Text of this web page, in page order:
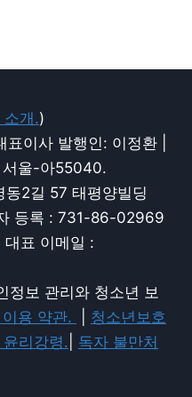
소개.)
이사 발행인: 이정환 |
서울-아55040.
2길 57 태평양빌딩
등록 : 731-86-02969
표 이메일 :
정보 관리와 청소년 보
용 약관.
청소년보호
윤리강령.
독자 불만처